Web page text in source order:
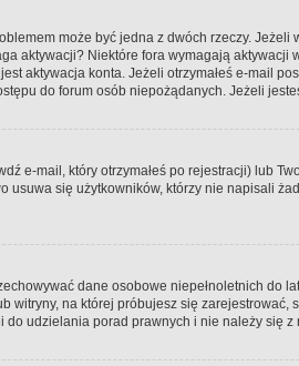
może być jedna z dwóch rzeczy. Jeżeli
aktywacji? Niektóre fora wymagają
aktywacja konta. Jeżeli otrzymałeś e-mail
do forum osób niepożądanych. Jeżeli
e-mail, który otrzymałeś po rejestracji) lub
się użytkowników, którzy nie napisali
dane osobowe niepełnoletnich
na której próbujesz się
udzielania porad prawnych i nie należy się z